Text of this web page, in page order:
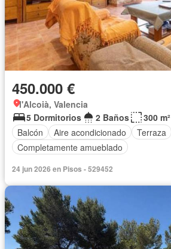
450.000 €
l'Alcoià, Valencia
5 Dormitorios
2 Baños
300 m²
Balcón
Aire acondicionado Terraza
Completamente amueblado
24 jun 2026 en Pisos - 529452